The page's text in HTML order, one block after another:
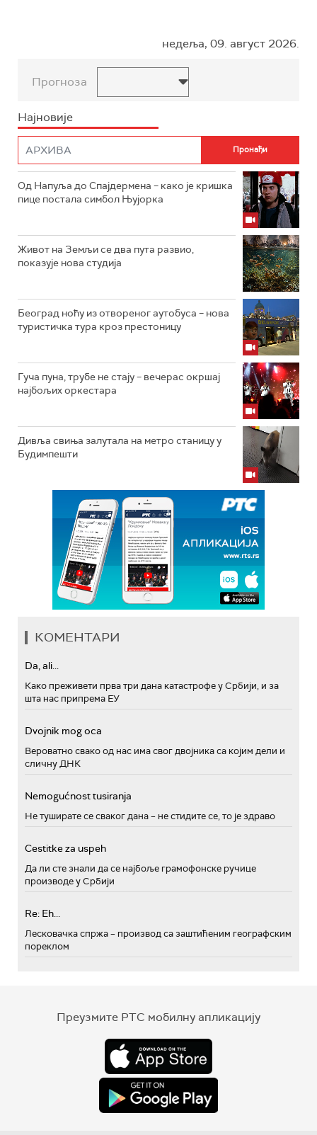
недеља, 09. август 2026.
Прогноза
Најновије
Од Напуља до Спајдермена – како је кришка
пице постала симбол Њујорка
Живот на Земљи се два пута развио,
показује нова студија
Београд ноћу из отвореног аутобуса – нова
туристичка тура кроз престоницу
Гуча пуна, трубе не стају – вечерас окршај
најбољих оркестара
Дивља свиња залутала на метро станицу у
Будимпешти
КОМЕНТАРИ
Da, ali...
Како преживети прва три дана катастрофе у Србији, и за
шта нас припрема ЕУ
Dvojnik mog oca
Вероватно свако од нас има свог двојника са којим дели и
сличну ДНК
Nemogućnost tusiranja
Не туширате се сваког дана – не стидите се, то је здраво
Cestitke za uspeh
Да ли сте знали да се најбоље грамофонске ручице
производе у Србији
Re: Eh...
Лесковачка спржа – производ са заштићеним географским
пореклом
Преузмите РТС мобилну апликацију